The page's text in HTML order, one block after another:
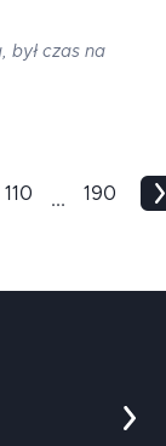
był czas na
110 ... 190